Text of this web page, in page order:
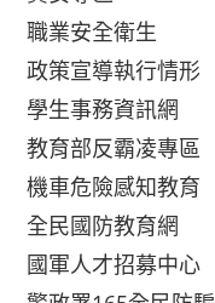
職業安全衛生
政策宣導執行情形
學生事務資訊網
教育部反霸凌專區
機車危險感知教育
全民國防教育網
國軍人才招募中心